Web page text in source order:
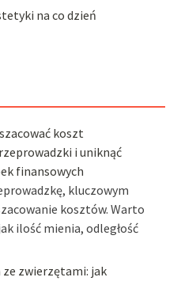
na co dzień
koszt
i uniknąć
finansowych
kluczowym
kosztów. Warto
ilość mienia, odległość
zwierzętami: jak